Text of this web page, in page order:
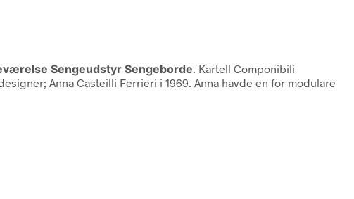
Sengeudstyr Sengeborde . Kartell Componibili
Anna Casteilli Ferrieri i 1969. Anna havde en for modulare